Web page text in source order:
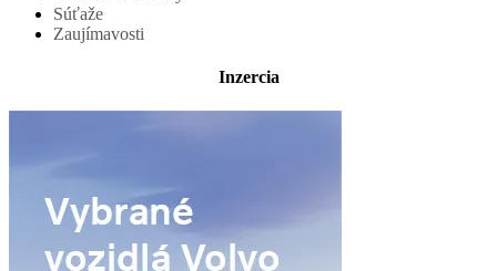
Súťaže
Zaujímavosti
Inzercia